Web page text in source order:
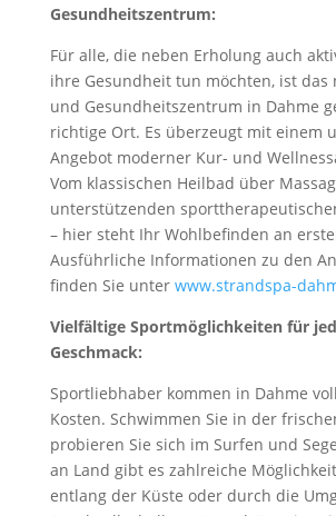
Gesundheitszentrum:
Für alle, die neben Erholung auch
ihre Gesundheit tun möchten, ist das
und Gesundheitszentrum in Dahme
richtige Ort. Es überzeugt mit einem
Angebot moderner Kur- und
Vom klassischen Heilbad über
unterstützenden
– hier steht Ihr Wohlbefinden an
Ausführliche Informationen zu den
finden Sie unter www.strandspa-
Vielfältige Sportmöglichkeiten für
Geschmack:
Sportliebhaber kommen in Dahme
Kosten. Schwimmen Sie in der
probieren Sie sich im Surfen und
an Land gibt es zahlreiche
entlang der Küste oder durch die